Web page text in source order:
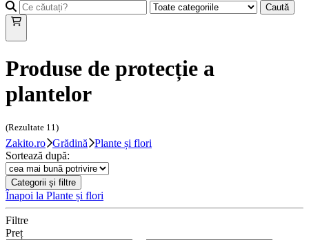
Caută
Produse de protecție a
plantelor
(Rezultate 11 )
Zakito.ro Grădină
Plante și flori
Sortează după:
Categorii și filtre
Înapoi la Plante și flori
Filtre
Preț